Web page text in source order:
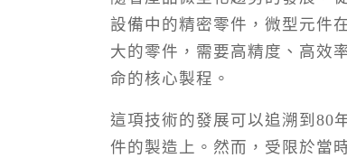
設備中的精密零件，微型元件
大的零件，需要高精度、高效
命的核心製程。
這項技術的發展可以追溯到80
件的製造上。然而，受限於當